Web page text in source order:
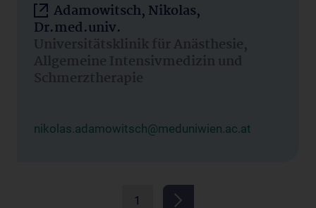
Adamowitsch, Nikolas,
Dr.med.univ.
Universitätsklinik für Anästhesie,
Allgemeine Intensivmedizin und
Schmerztherapie
nikolas.adamowitsch@meduniwien.ac.at
1